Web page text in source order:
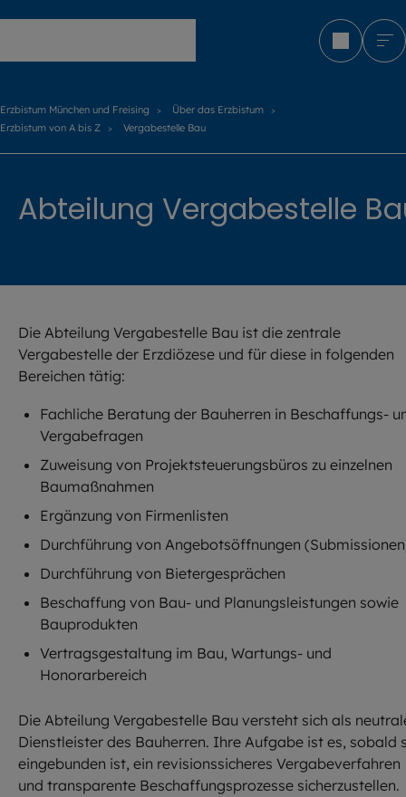
Erzbistum München und Freising
Über das Erzbistum
Erzbistum von A bis Z
Vergabestelle Bau
Abteilung Vergabestelle
Die Abteilung Vergabestelle Bau ist die zentrale
Vergabestelle der Erzdiözese und für diese in folgenden
Bereichen tätig:
Fachliche Beratung der Bauherren in Beschaffungs-
Vergabefragen
Zuweisung von Projektsteuerungsbüros zu einzelnen
Baumaßnahmen
Ergänzung von Firmenlisten
Durchführung von Angebotsöffnungen
Durchführung von Bietergesprächen
Beschaffung von Bau- und Planungsleistungen sowie
Bauprodukten
Vertragsgestaltung im Bau, Wartungs- und
Honorarbereich
Die Abteilung Vergabestelle Bau versteht sich als
Dienstleister des Bauherren. Ihre Aufgabe ist es, sobald
eingebunden ist, ein revisionssicheres Vergabeverfahren
und transparente Beschaffungsprozesse sicherzustellen.